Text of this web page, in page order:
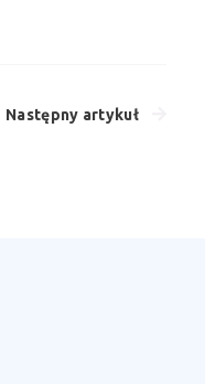
Następny artykuł